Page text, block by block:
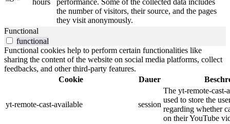
the number of visitors, their source, and the pages
they visit anonymously.
Functional
functional
Functional cookies help to perform certain functionalities like
sharing the content of the website on social media platforms, collect
feedbacks, and other third-party features.
Cookie
Dauer
yt-remote-cast-available session
The yt-remote-cast-
used to store the
regarding whether
on their YouTube